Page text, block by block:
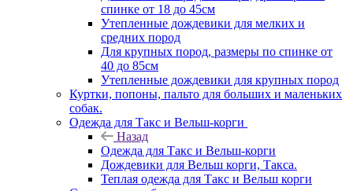
спинке от 18 до 45см
Утепленные дождевики для мелких и
средних пород
Для крупных пород, размеры по спинке от
40 до 85см
Утепленные дождевики для крупных пород
Куртки, попоны, пальто для больших и маленьких
собак.
Одежда для Такс и Вельш-корги
Назад
Одежда для Такс и Вельш-корги
Дождевики для Вельш корги, Такса.
Теплая одежда для Такс и Вельш корги